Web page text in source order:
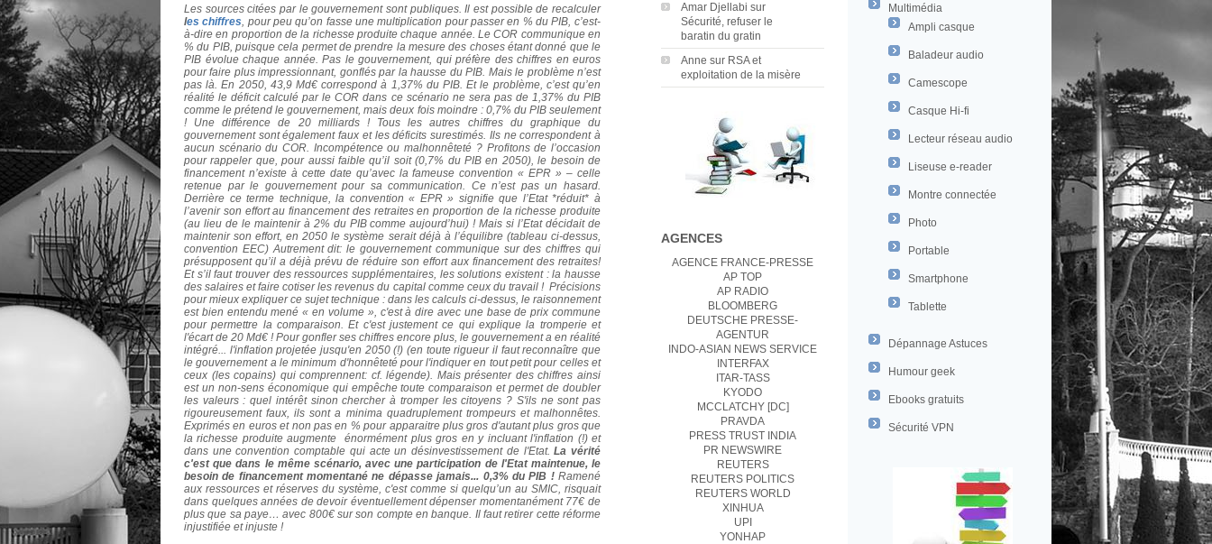
Multimédia
Ampli casque
Baladeur audio
Camescope
Casque Hi-fi
Lecteur réseau audio
Liseuse e-reader
Montre connectée
Photo
Portable
Smartphone
Tablette
Dépannage Astuces
Humour geek
Ebooks gratuits
Sécurité VPN
Amar Djellabi sur
Sécurité, refuser le
baratin du gratin
Anne sur RSA et
exploitation de la misère
AGENCES
AGENCE FRANCE-PRESSE
AP TOP
AP RADIO
BLOOMBERG
DEUTSCHE PRESSE-
AGENTUR
INDO-ASIAN NEWS SERVICE
INTERFAX
ITAR-TASS
KYODO
MCCLATCHY [DC]
PRAVDA
PRESS TRUST INDIA
PR NEWSWIRE
REUTERS
REUTERS POLITICS
REUTERS WORLD
XINHUA
UPI
YONHAP
Les sources citées par le gouvernement sont publiques. Il est possible de recalculer
les chiffres , pour peu qu’on fasse une multiplication pour passer en % du PIB, c’est-
à-dire en proportion de la richesse produite chaque année. Le COR communique en
% du PIB, puisque cela permet de prendre la mesure des choses étant donné que le
PIB évolue chaque année. Pas le gouvernement, qui préfère des chiffres en euros
pour faire plus impressionnant, gonflés par la hausse du PIB. Mais le problème n’est
pas là.En 2050, 43,9 Md€ correspond à 1,37% du PIB.Et le problème, c’est qu’en
réalité le déficit calculé par le COR dans ce scénario ne sera pas de 1,37% du PIB
comme le prétend le gouvernement, mais deux fois moindre : 0,7% du PIB seulement
! Une différence de 20 milliards ! Tous les autres chiffres du graphique du
gouvernement sont également faux et les déficits surestimés. Ils ne correspondent à
aucun scénario du COR. Incompétence ou malhonnêteté ? Profitons de l’occasion
pour rappeler que, pour aussi faible qu’il soit (0,7% du PIB en 2050), le besoin de
financement n’existe à cette date qu’avec la fameuse convention « EPR » – celle
retenue par le gouvernement pour sa communication. Ce n’est pas un hasard.
Derrière ce terme technique, la convention « EPR » signifie que l’Etat *réduit* à
l’avenir son effort au financement des retraites en proportion de la richesse produite
(au lieu de le maintenir à 2% du PIB comme aujourd’hui) ! Mais si l’Etat décidait de
maintenir son effort, en 2050 le système serait déjà à l’équilibre (tableau ci-dessus,
convention EEC) Autrement dit: le gouvernement communique sur des chiffres qui
présupposent qu’il a déjà prévu de réduire son effort aux financement des retraites!
Et s’il faut trouver des ressources supplémentaires, les solutions existent : la hausse
des salaires et faire cotiser les revenus du capital comme ceux du travail ! Précisions
pour mieux expliquer ce sujet technique : dans les calculs ci-dessus, le raisonnement
est bien entendu mené « en volume », c'est à dire avec une base de prix commune
pour permettre la comparaison. Et c'est justement ce qui explique la tromperie et
l'écart de 20 Md€ ! Pour gonfler ses chiffres encore plus, le gouvernement a en réalité
intégré... l'inflation projetée jusqu'en 2050 (!) (en toute rigueur il faut reconnaître que
le gouvernement a le minimum d'honnêteté pour l'indiquer en tout petit pour celles et
ceux (les copains) qui comprennent: cf. légende). Mais présenter des chiffres ainsi
est un non-sens économique qui empêche toute comparaison et permet de doubler
les valeurs : quel intérêt sinon chercher à tromper les citoyens ? S'ils ne sont pas
rigoureusement faux, ils sont a minima quadruplement trompeurs et malhonnêtes.
Exprimés en euros et non pas en % pour apparaitre plus gros d'autant plus gros que
la richesse produite augmente énormément plus gros en y incluant l'inflation (!) et
dans une convention comptable qui acte un désinvestissement de l'Etat.La vérité
c'est que dans le même scénario, avec une participation de l'Etat maintenue, le
besoin de financement momentané ne dépasse jamais... 0,3% du PIB ! Ramené
aux ressources et réserves du système, c'est comme si quelqu’un au SMIC, risquait
dans quelques années de devoir éventuellement dépenser momentanément 77€ de
plus que sa paye… avec 800€ sur son compte en banque. Il faut retirer cette réforme
injustifiée et injuste !